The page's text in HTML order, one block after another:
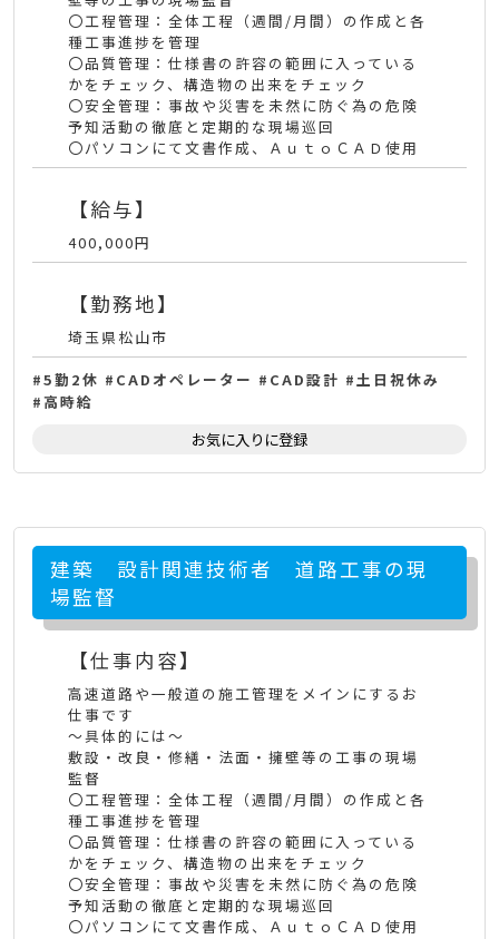
〇工程管理：全体工程（週間/月間）の作成と各
種工事進捗を管理
〇品質管理：仕様書の許容の範囲に入っている
かをチェック、構造物の出来をチェック
〇安全管理：事故や災害を未然に防ぐ為の危険
予知活動の徹底と定期的な現場巡回
〇パソコンにて文書作成、ＡｕｔｏＣＡＤ使用
【給与】
400,000円
【勤務地】
埼玉県松山市
5勤2休
CADオペレーター CAD設計
土日祝休み
高時給
お気に入りに登録
建築 設計関連技術者 道路工事の現
場監督
【仕事内容】
高速道路や一般道の施工管理をメインにするお
仕事です
～具体的には～
敷設・改良・修繕・法面・擁壁等の工事の現場
監督
〇工程管理：全体工程（週間/月間）の作成と各
種工事進捗を管理
〇品質管理：仕様書の許容の範囲に入っている
かをチェック、構造物の出来をチェック
〇安全管理：事故や災害を未然に防ぐ為の危険
予知活動の徹底と定期的な現場巡回
〇パソコンにて文書作成、ＡｕｔｏＣＡＤ使用